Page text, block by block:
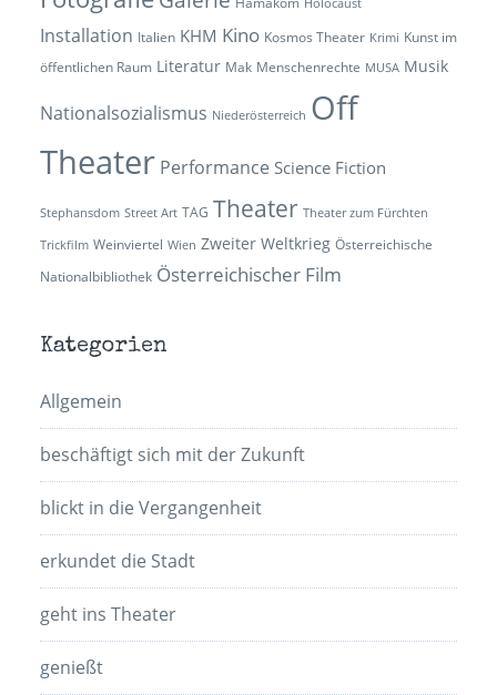
Holocaust
Installation Italien KHM Kino Kosmos Theater Krimi Kunst im
öffentlichen Raum Literatur Mak Menschenrechte MUSA Musik
Nationalsozialismus Niederösterreich Off
Theater Performance Science Fiction
Stephansdom Street Art TAG Theater Theater zum Fürchten
Trickfilm Weinviertel Wien Zweiter Weltkrieg Österreichische
Nationalbibliothek Österreichischer Film
Kategorien
Allgemein
beschäftigt sich mit der Zukunft
blickt in die Vergangenheit
erkundet die Stadt
geht ins Theater
genießt